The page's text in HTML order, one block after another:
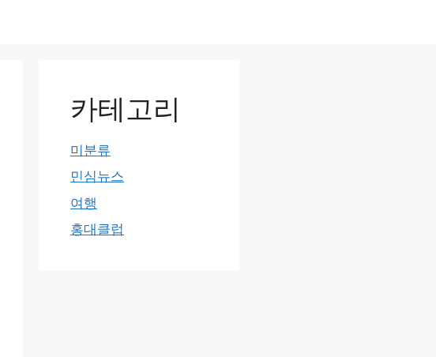
카테고리
미분류
민심뉴스
여행
홍대클럽